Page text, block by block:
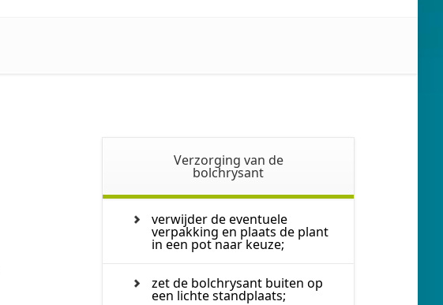
Verzorging van de
bolchrysant
verwijder de eventuele
verpakking en plaats de plant
in een pot naar keuze;
zet de bolchrysant buiten op
een lichte standplaats;